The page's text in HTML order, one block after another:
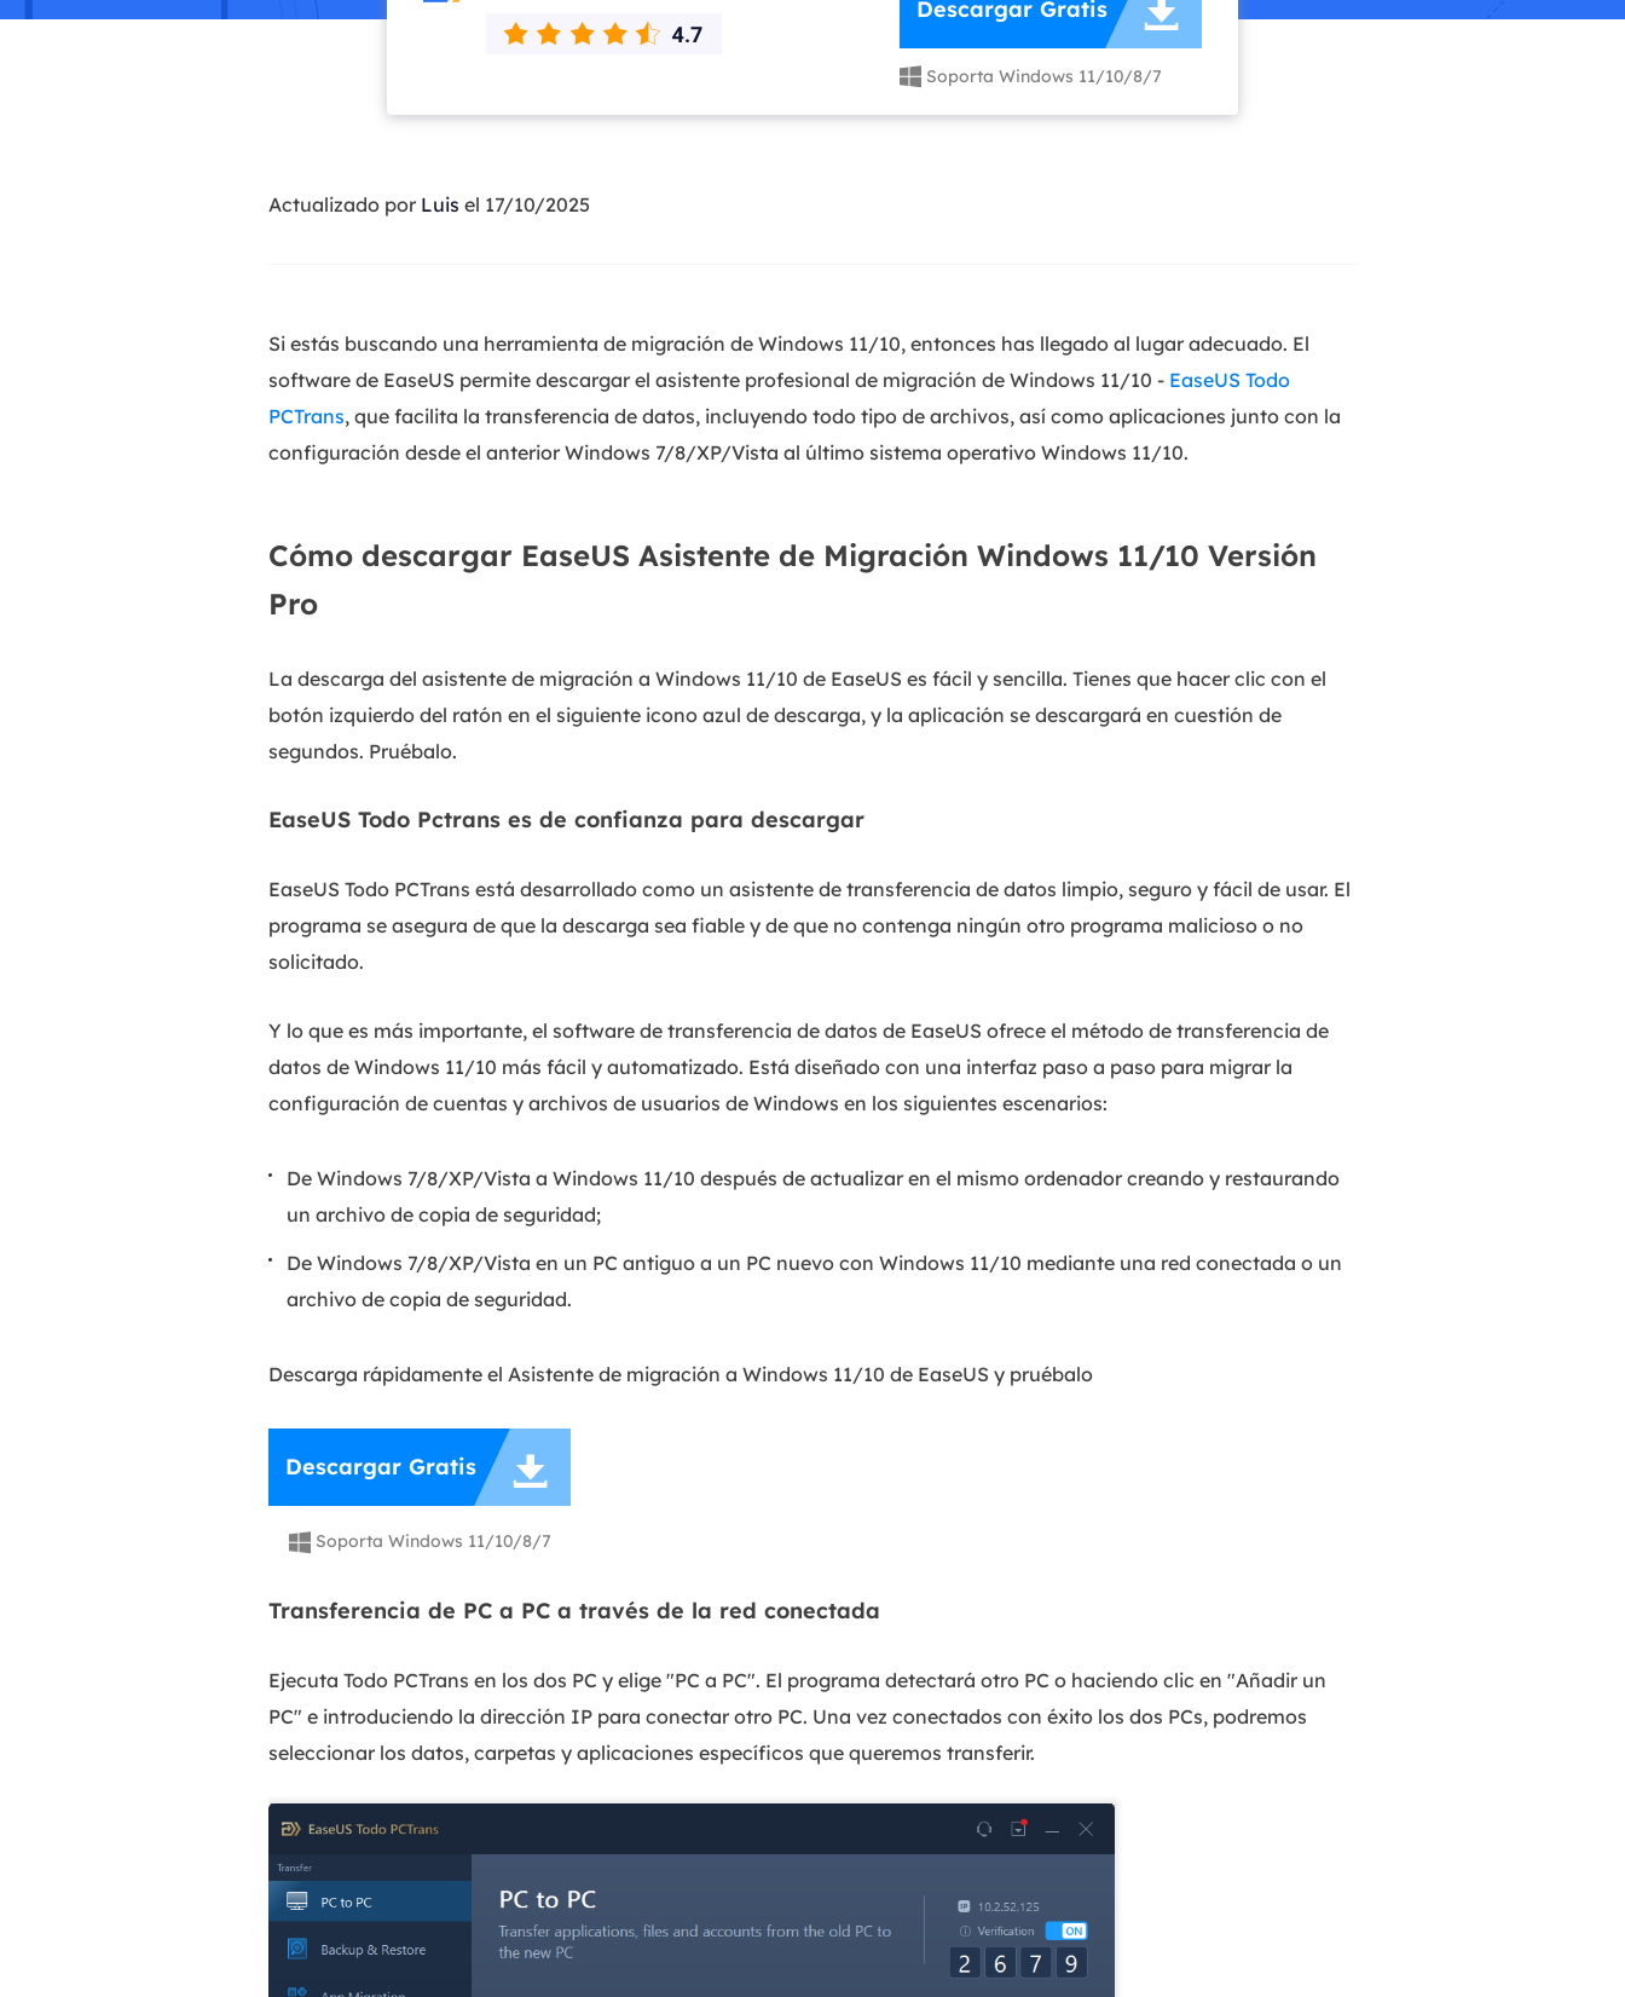
Email Recovery
Deploy Manager
Despliegue inteligente de Windows.
Video Editor
Descargador de vídeo/audio online.
Modulador de voz en tiempo real.
Vocal Remover (Online)
Eliminador de voces online gratis.
MakeMyAudio
Descargar Gratis 
 Soporta Windows 11/10/8/7
Actualizado por Luis el 17/10/2025
Si estás buscando una herramienta de migración de Windows 11/10, entonces has llegado al lugar adecuado. El
software de EaseUS permite descargar el asistente profesional de migración de Windows 11/10 - EaseUS Todo
PCTrans, que facilita la transferencia de datos, incluyendo todo tipo de archivos, así como aplicaciones junto con la
configuración desde el anterior Windows 7/8/XP/Vista al último sistema operativo Windows 11/10.
Cómo descargar EaseUS Asistente de Migración Windows 11/10 Versión
Pro
La descarga del asistente de migración a Windows 11/10 de EaseUS es fácil y sencilla. Tienes que hacer clic con el
botón izquierdo del ratón en el siguiente icono azul de descarga, y la aplicación se descargará en cuestión de
segundos. Pruébalo.
EaseUS Todo Pctrans es de confianza para descargar
EaseUS Todo PCTrans está desarrollado como un asistente de transferencia de datos limpio, seguro y fácil de usar. El
programa se asegura de que la descarga sea fiable y de que no contenga ningún otro programa malicioso o no
solicitado.
Y lo que es más importante, el software de transferencia de datos de EaseUS ofrece el método de transferencia de
datos de Windows 11/10 más fácil y automatizado. Está diseñado con una interfaz paso a paso para migrar la
configuración de cuentas y archivos de usuarios de Windows en los siguientes escenarios:
De Windows 7/8/XP/Vista a Windows 11/10 después de actualizar en el mismo ordenador creando y restaurando
un archivo de copia de seguridad;
De Windows 7/8/XP/Vista en un PC antiguo a un PC nuevo con Windows 11/10 mediante una red conectada o un
archivo de copia de seguridad.
Descarga rápidamente el Asistente de migración a Windows 11/10 de EaseUS y pruébalo
Descargar Gratis 
Soporta Windows 11/10/8/7
Transferencia de PC a PC a través de la red conectada
Ejecuta Todo PCTrans en los dos PC y elige "PC a PC". El programa detectará otro PC o haciendo clic en "Añadir un
PC" e introduciendo la dirección IP para conectar otro PC. Una vez conectados con éxito los dos PCs, podremos
seleccionar los datos, carpetas y aplicaciones específicos que queremos transferir.